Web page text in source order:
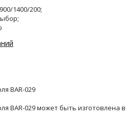
1400/200;
BAR-029
BAR-029 может быть изготовлена в